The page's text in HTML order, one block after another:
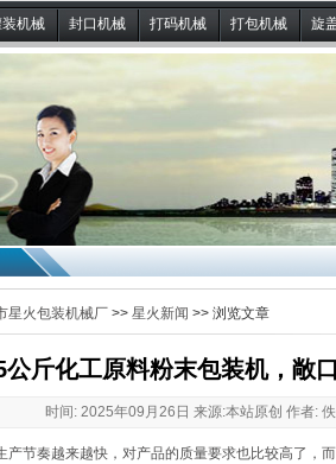
机械 封口机械 打码机械 打包机械 旋
星火包装机械厂 >> 星火新闻 >> 浏览文章
公斤化工原料粉末包装机，敞
时间: 2025年09月26日 来源:本站原创 作者:
节奏越来越快，对产品的质量要求也比较高了，